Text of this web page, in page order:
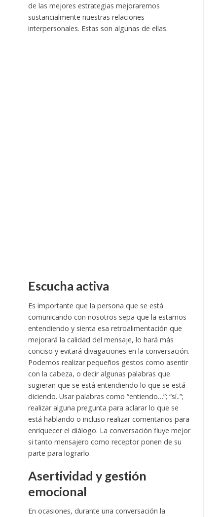
de las mejores estrategias mejoraremos
sustancialmente nuestras relaciones
interpersonales. Estas son algunas de ellas.
Escucha activa
Es importante que la persona que se está
comunicando con nosotros sepa que la estamos
entendiendo y sienta esa retroalimentación que
mejorará la calidad del mensaje, lo hará más
conciso y evitará divagaciones en la conversación.
Podemos realizar pequeños gestos como asentir
con la cabeza, o decir algunas palabras que
sugieran que se está entendiendo lo que se está
diciendo. Usar palabras como “entiendo…”; “sí..”;
realizar alguna pregunta para aclarar lo que se
está hablando o incluso realizar comentarios para
enriquecer el diálogo. La conversación fluye mejor
si tanto mensajero como receptor ponen de su
parte para lograrlo.
Asertividad y gestión
emocional
En ocasiones, durante una conversación la